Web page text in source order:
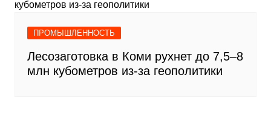
ПРОМЫШЛЕННОСТЬ
Лесозаготовка в Коми рухнет до 7,5–8
млн кубометров из-за геополитики